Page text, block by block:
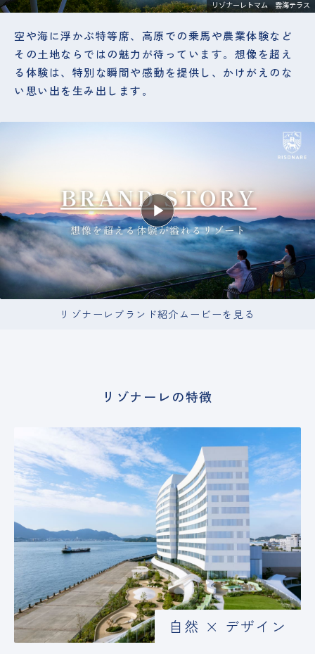
リゾナーレトマム 雲海テラス
空や海に浮かぶ特等席、高原での乗馬や農業体験など
その土地ならではの魅力が待っています。想像を超え
る体験は、特別な瞬間や感動を提供し、かけがえのな
い思い出を生み出します。
リゾナーレブランド紹介ムービーを見る
リゾナーレの特徴
自然 × デザイン